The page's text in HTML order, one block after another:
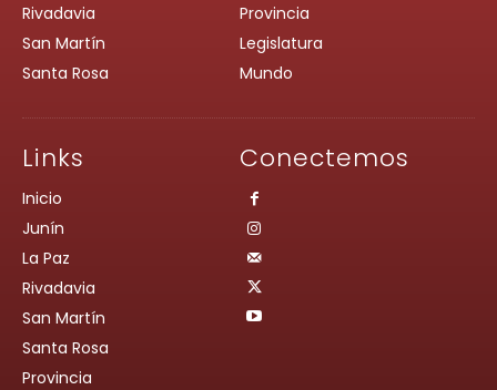
Rivadavia
San Martín
Santa Rosa
Provincia
Legislatura
Mundo
Links
Inicio
Junín
La Paz
Rivadavia
San Martín
Santa Rosa
Provincia
Conectemos